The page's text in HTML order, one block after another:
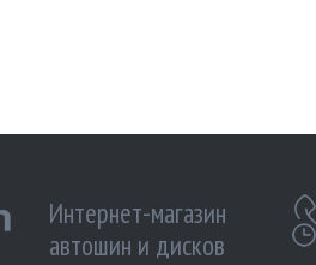
Интернет-магазин
автошин и дисков